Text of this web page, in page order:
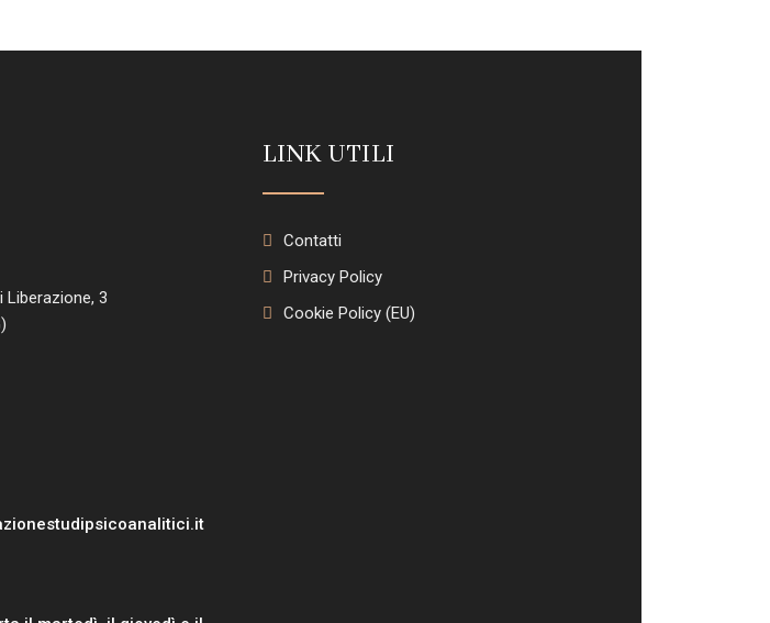
Liberazione, 3
LINK UTILI
Contatti
Privacy Policy
Cookie Policy (EU)